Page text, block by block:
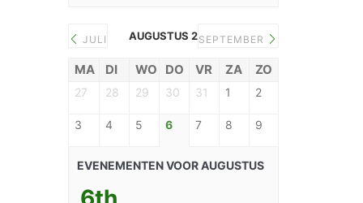
JULI AUGUSTUS 2026SEPTEMBER
MA DI WO DO VR ZA ZO
27 28 29 30 31 1 2
3 4 5 6 7 8 9
EVENEMENTEN VOOR AUGUSTUS